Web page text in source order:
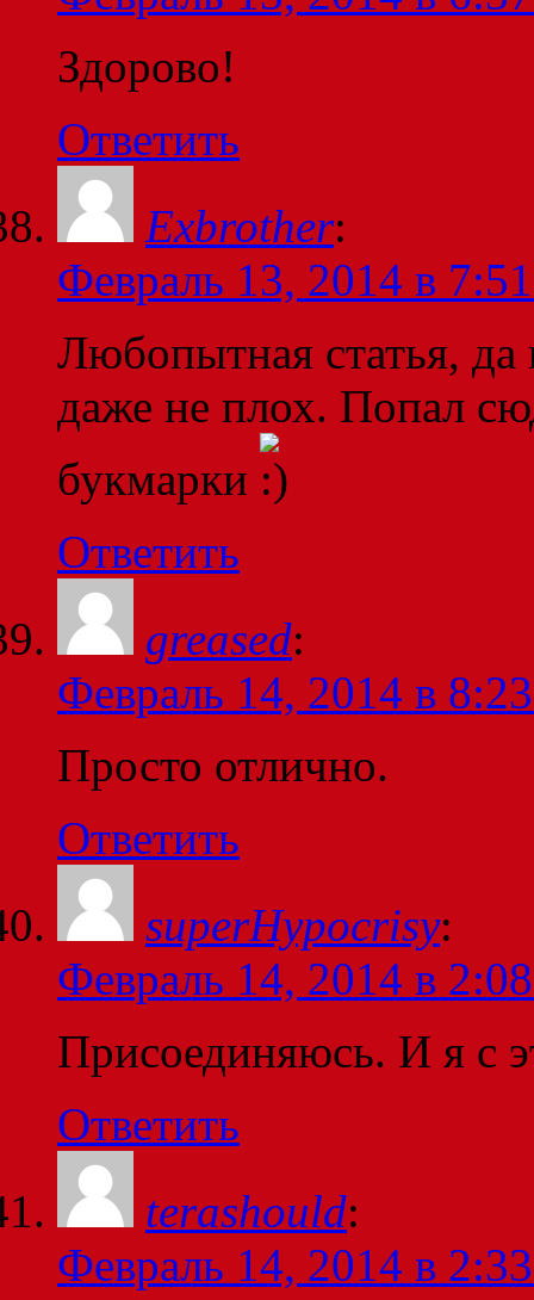
Здорово!
Ответить
Exbrother:
Февраль 13, 2014 в
Любопытная статья,
даже не плох. Попал
букмарки
Ответить
greased:
Февраль 14, 2014 в
Просто отлично.
Ответить
superHypocrisy:
Февраль 14, 2014 в
Присоединяюсь. И я с
Ответить
terashould:
Февраль 14, 2014 в